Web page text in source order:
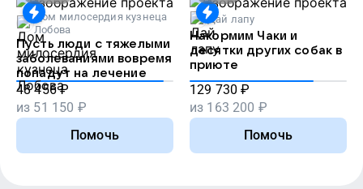
Дом милосердия кузнеца
Лобова
Пусть люди с тяжелыми
заболеваниями вовремя
попадут на лечение
48 456 ₽
из 51 150 ₽
Помочь
Дай лапу
Накормим Чаки и
десятки других собак в
приюте
129 730 ₽
из 163 200 ₽
Помочь